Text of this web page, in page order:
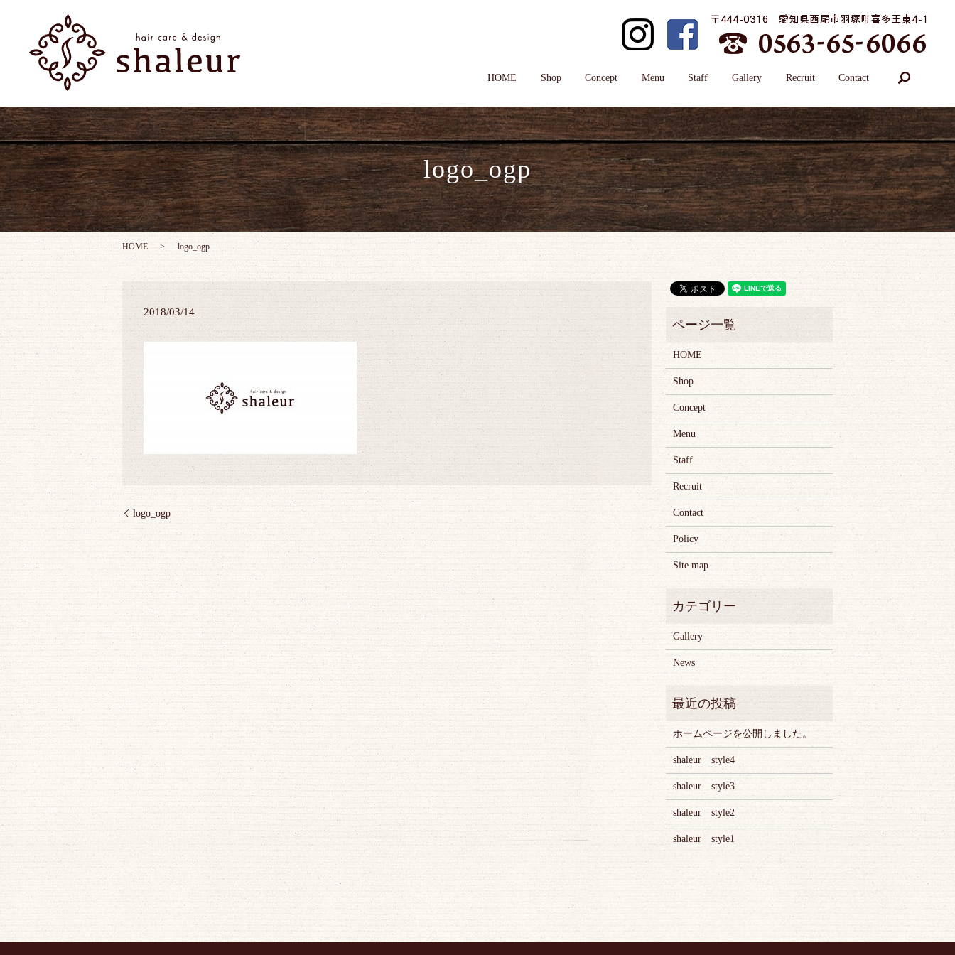
HOME Shop Concept Menu Staff Gallery Recruit Contact
logo_ogp
HOME logo_ogp
2018/03/14
logo_ogp
HOME
Shop
Concept
Menu
Staff
Recruit
Contact
Policy
Site map
Gallery
News
ホームページを公開しました。
shaleur style4
shaleur style3
shaleur style2
shaleur style1